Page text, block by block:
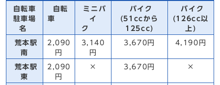
自転車
駐車場
名
自転
車
ミニバ
イ
ク
バイク
(51ccから
125cc)
バイク
(126cc以
上)
荒本駅
南
2,090
円
3,140
円
3,670円 4,190円
荒本駅
東
2,090
円
× 3,670円 ×